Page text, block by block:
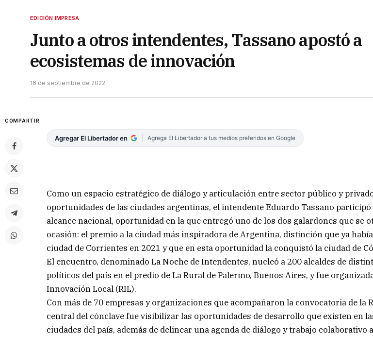
EDICIÓN IMPRESA
Junto a otros intendentes, Tassano apostó a
ecosistemas de innovación
16 de septiembre de 2022
COMPARTIR
Agregar El Libertador en Agrega El Libertador a tus medios preferidos en Google
Como un espacio estratégico de diálogo y articulación entre sector público y
oportunidades de las ciudades argentinas, el intendente Eduardo Tassano participó
alcance nacional, oportunidad en la que entregó uno de los dos galardones que se
ocasión: el premio a la ciudad más inspiradora de Argentina, distinción que ya
ciudad de Corrientes en 2021 y que en esta oportunidad la conquistó la ciudad de
El encuentro, denominado La Noche de Intendentes, nucleó a 200 alcaldes de
políticos del país en el predio de La Rural de Palermo, Buenos Aires, y fue
Innovación Local (RIL).
Con más de 70 empresas y organizaciones que acompañaron la convocatoria de la
central del cónclave fue visibilizar las oportunidades de desarrollo que existen en
ciudades del país, además de delinear una agenda de diálogo y trabajo colaborativo